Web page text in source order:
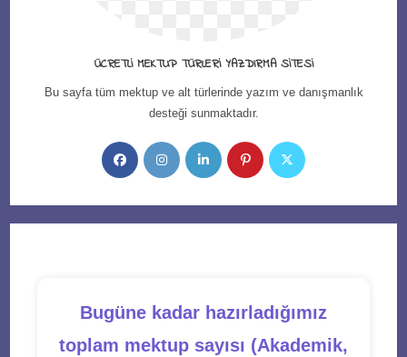
ÜCRETLI MEKTUP TÜRLERI YAZDIRMA SITESI
Bu sayfa tüm mektup ve alt türlerinde yazım ve danışmanlık
desteği sunmaktadır.
Opens
in
new
Opens
in
new
Opens
in
new
Opens
in
new
Opens
new
Bugüne kadar hazırladığımız
toplam mektup sayısı (Akademik,